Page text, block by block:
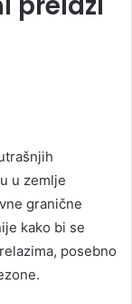
u zemlje
granične
kako bi se
posebno